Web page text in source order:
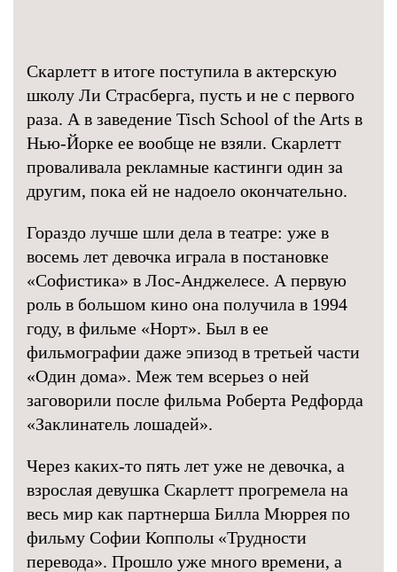
Скарлетт в итоге поступила в актерскую
школу Ли Страсберга, пусть и не с первого
раза. А в заведение Tisch School of the Arts в
Нью-Йорке ее вообще не взяли. Скарлетт
проваливала рекламные кастинги один за
другим, пока ей не надоело окончательно.
Гораздо лучше шли дела в театре: уже в
восемь лет девочка играла в постановке
«Софистика» в Лос-Анджелесе. А первую
роль в большом кино она получила в 1994
году, в фильме «Норт». Был в ее
фильмографии даже эпизод в третьей части
«Один дома». Меж тем всерьез о ней
заговорили после фильма Роберта Редфорда
«Заклинатель лошадей».
Через каких-то пять лет уже не девочка, а
взрослая девушка Скарлетт прогремела на
весь мир как партнерша Билла Мюррея по
фильму Софии Копполы «Трудности
перевода». Прошло уже много времени, а